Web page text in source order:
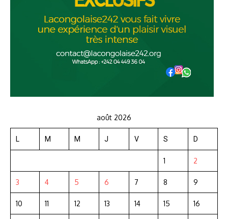
août 2026
L M M J V S D
1 2
3 4 5 6 7 8 9
10 11 12 13 14 15 16